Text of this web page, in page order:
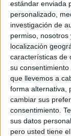
estándar enviada
personalizado,
investigación de
permiso,
localización
características de
su
que llevemos a
forma alternativa,
cambiar sus
consentimiento.
sus datos
pero usted tiene
Y
TODAS